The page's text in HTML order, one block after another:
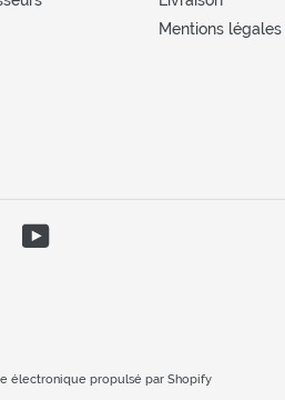
Mentions
YouTube
électronique propulsé par Shopify